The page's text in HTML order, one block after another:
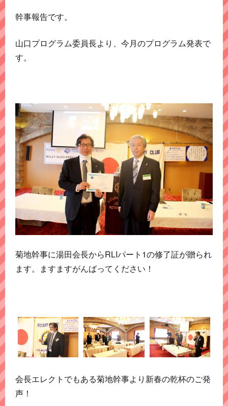
幹事報告です。
山口プログラム委員長より、今月のプログラム発表で
す。
菊地幹事に湯田会長からRLIパート1の修了証が贈られ
ます。ますますがんばってください！
会長エレクトでもある菊地幹事より新春の乾杯のご発
声！